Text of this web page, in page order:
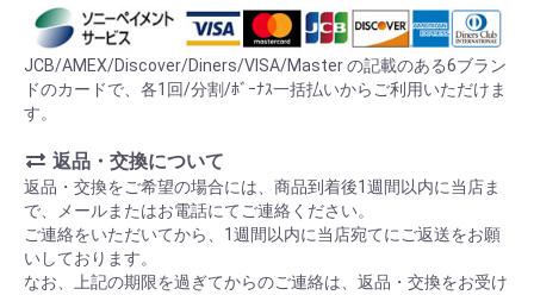
JCB/AMEX/Discover/Diners/VISA/Master の記載のある6ブラン
ドのカードで、各1回/分割/ﾎﾞｰﾅｽ一括払いからご利用いただけま
す。
返品・交換について
返品・交換をご希望の場合には、商品到着後1週間以内に当店ま
で、メールまたはお電話にてご連絡ください。
ご連絡をいただいてから、1週間以内に当店宛てにご返送をお願
いしております。
なお、上記の期限を過ぎてからのご連絡は、返品・交換をお受け